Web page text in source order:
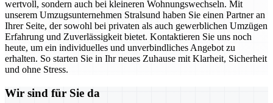
wertvoll, sondern auch bei kleineren Wohnungswechseln. Mit
unserem Umzugsunternehmen Stralsund haben Sie einen Partner an
Ihrer Seite, der sowohl bei privaten als auch gewerblichen Umzügen
Erfahrung und Zuverlässigkeit bietet. Kontaktieren Sie uns noch
heute, um ein individuelles und unverbindliches Angebot zu
erhalten. So starten Sie in Ihr neues Zuhause mit Klarheit, Sicherheit
und ohne Stress.
Wir sind für Sie da